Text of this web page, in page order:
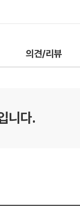
의견/리뷰
니다.